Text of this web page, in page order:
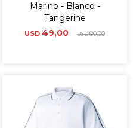
Marino - Blanco -
Tangerine
USD 49,00 USD80,00